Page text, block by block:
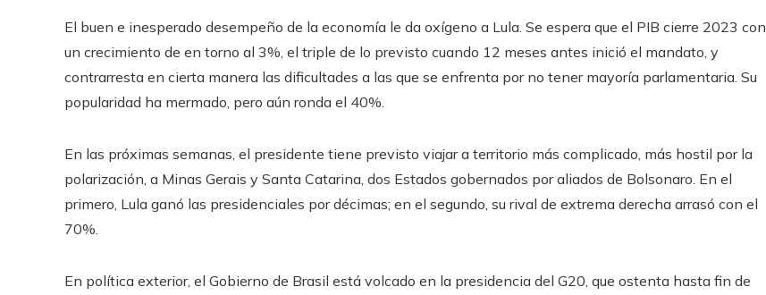
El buen e inesperado desempeño de la economía le da oxígeno a Lula. Se espera que el PIB cierre 2023 con
un crecimiento de en torno al 3%, el triple de lo previsto cuando 12 meses antes inició el mandato, y
contrarresta en cierta manera las dificultades a las que se enfrenta por no tener mayoría parlamentaria. Su
popularidad ha mermado, pero aún ronda el 40%.
En las próximas semanas, el presidente tiene previsto viajar a territorio más complicado, más hostil por la
polarización, a Minas Gerais y Santa Catarina, dos Estados gobernados por aliados de Bolsonaro. En el
primero, Lula ganó las presidenciales por décimas; en el segundo, su rival de extrema derecha arrasó con el
70%.
En política exterior, el Gobierno de Brasil está volcado en la presidencia del G20, que ostenta hasta fin de